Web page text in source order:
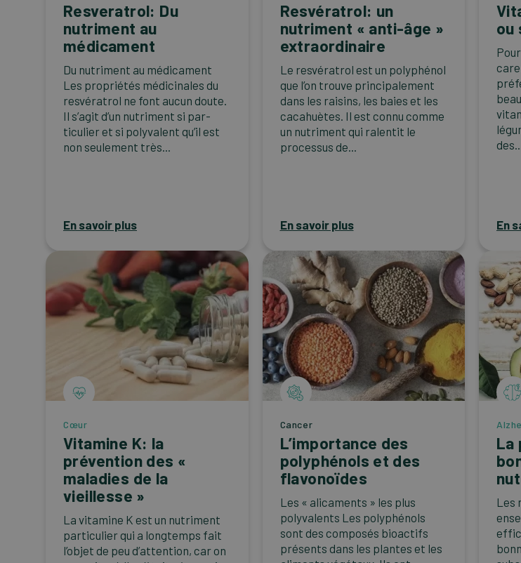
Resveratrol: Du
nutriment au
médicament
Du nutriment au médicament
Les propriétés médicinales du
resvératrol ne font aucun doute.
Il s’agit d’un nutriment si par-
ticulier et si polyvalent qu’il est
non seulement très...
En savoir plus
Resvératrol: un
nutriment « anti-âge »
extraordinaire
Le resvératrol est un polyphénol
que l’on trouve principalement
dans les raisins, les baies et les
cacahuètes. Il est connu comme
un nutriment qui ralentit le
processus de...
En savoir plus
ou
En
Cœur
Vitamine K: la
prévention des «
maladies de la
vieillesse »
La vitamine K est un nutriment
particulier qui a longtemps fait
l’objet de peu d’attention, car on
Cancer
L’importance des
polyphénols et des
flavonoïdes
Les « alicaments » les plus
polyvalents Les polyphénols
sont des composés bioactifs
présents dans les plantes et les
La
Les